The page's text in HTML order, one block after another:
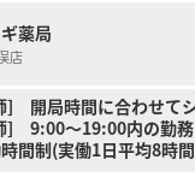
薬局
店
] 開局時間に合わせて
] 9:00～19:00内の勤務
間制(実働1日平均8時